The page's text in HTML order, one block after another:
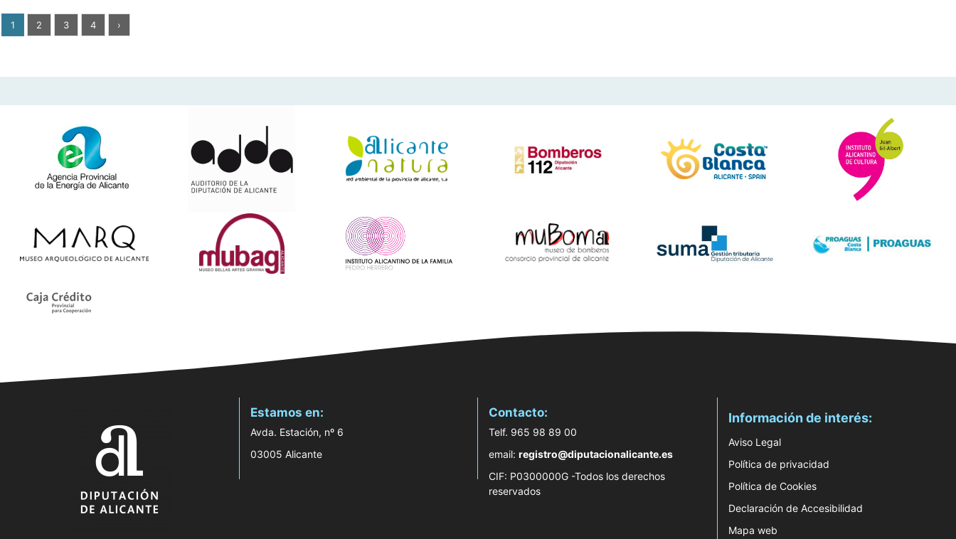
1 2 3 4 ›
Estamos en:
Avda. Estación, nº 6
03005 Alicante
Contacto:
Telf. 965 98 89 00
email: registro@diputacionalicante.es
CIF: P0300000G -Todos los derechos
reservados
Información de interés:
Aviso Legal
Política de privacidad
Política de Cookies
Declaración de Accesibilidad
Mapa web